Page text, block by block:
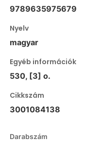
9789635975679
Nyelv
magyar
Egyéb információk
530, [3] o.
Cikkszám
3001084138
Darabszám